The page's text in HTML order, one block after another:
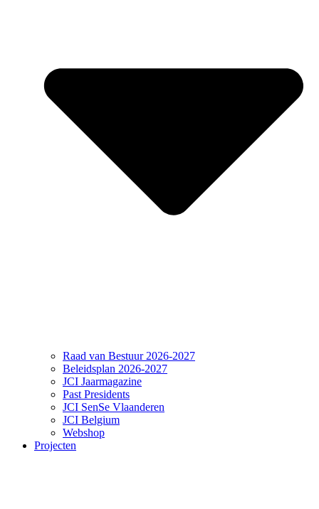
Raad van Bestuur 2026-2027
Beleidsplan 2026-2027
JCI Jaarmagazine
Past Presidents
JCI SenSe Vlaanderen
JCI Belgium
Webshop
Projecten